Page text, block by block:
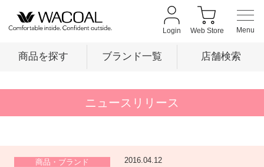
Login Web Store
商品を探す ブランド一覧 店舗検索
ニュースリリース
商品・ブランド 2016.04.12